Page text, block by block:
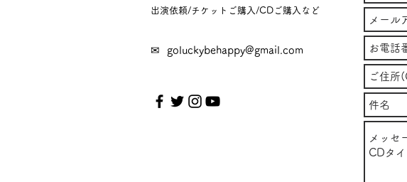
出演依頼/チケットご購入/CDご購入など
✉ goluckybehappy@gmail.com